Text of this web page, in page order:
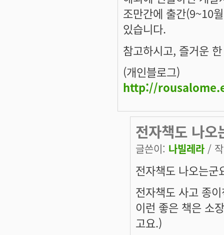
조만간에 출간(9~10
있습니다.
참고하시고, 즐거운
(개인블로그)
http://
전자책도 나오
글쓴이: 나빌레라 /
전자책도 나오는군
전자책도 사고 종
이런 좋은 책은 소
고요.)